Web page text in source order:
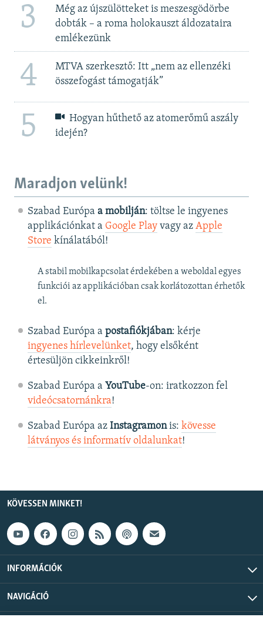
3
Még az újszülötteket is meszesgödörbe
dobták – a roma holokauszt áldozataira
emlékezünk
4
MTVA szerkesztő: Itt „nem az ellenzéki
összefogást támogatják”
5
Hogyan hűthető az atomerőmű aszály
idején?
Maradjon velünk!
Szabad Európa a mobilján: töltse le ingyenes
applikációnkat a Google Playvagy az Apple
Store kínálatából!
A stabil mobilkapcsolat érdekében a weboldal egyes
funkciói az applikációban csak korlátozottan érhetők
el.
Szabad Európa a postafiókjában: kérje
ingyenes hírlevelünket, hogy elsőként
értesüljön cikkeinkről!
Szabad Európa a YouTube-on: iratkozzon fel
videócsatornánkra!
Szabad Európa az Instagramonis: kövesse
látványos és informatív oldalunkat! ​
KÖVESSEN MINKET!
INFORMÁCIÓK
NAVIGÁCIÓ